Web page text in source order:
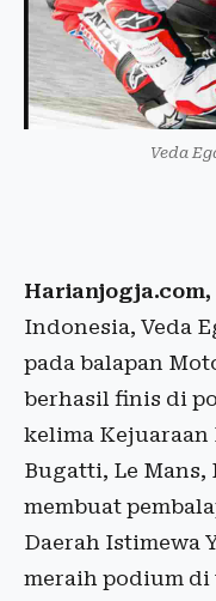
Veda
Harianjogja.com,
Indonesia, Veda
pada balapan
berhasil finis di
kelima
Bugatti, Le
membuat
Daerah Istimewa
meraih podium di